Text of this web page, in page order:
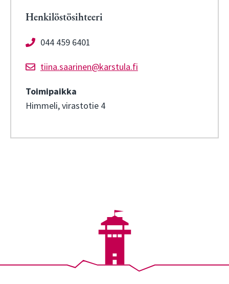
Henkilöstösihteeri
044 459 6401
tiina.saarinen@karstula.fi
Toimipaikka
Himmeli, virastotie 4